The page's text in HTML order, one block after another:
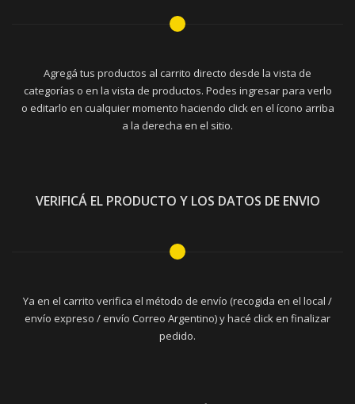
Agregá tus productos al carrito directo desde la vista de
categorías o en la vista de productos. Podes ingresar para verlo
o editarlo en cualquier momento haciendo click en el ícono arriba
a la derecha en el sitio.
VERIFICÁ EL PRODUCTO Y LOS DATOS DE ENVIO
Ya en el carrito verifica el método de envío (recogida en el local /
envío expreso / envío Correo Argentino) y hacé click en finalizar
pedido.